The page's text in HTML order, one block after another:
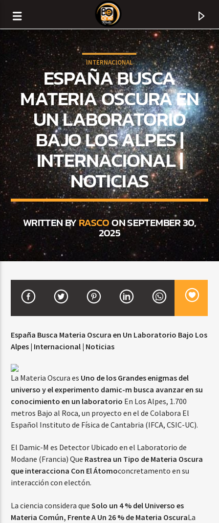
CURRENT TRACK
TITLE
ARTIST
CURRENT SHOW
5:00 PM 7:00 PM
Beone Radio
INTERNACIONAL
ESPAÑA BUSCA
MATERIA OSCURA EN
UN LABORATORIO
BAJO LOS ALPES |
INTERNACIONAL |
NOTICIAS
WRITTEN BYRASCOON SEPTEMBER 30,
2025
España Busca Materia Oscura en Un Laboratorio Bajo Los
Alpes | Internacional | Noticias
La Materia Oscura es Uno de los Grandes enigmas del
universo y el experimento damic-m busca avanzar en su
conocimiento en un laboratorio En Los Alpes, 1.700
metros Bajo al Roca, un proyecto en el de Colabora El
Español Instituto de Física de Cantabria (IFCA, CSIC-UC).
El Damic-M es Detector Ubicado en el Laboratorio de
Modane (Francia) Que Rastrea un Tipo de Materia Oscura
que interacciona Con El Átomoconcretamento en su
interacción con electón.
La ciencia considera queSolo un 4 % del Universo es
Materia Común, Frente A Un 26 % de Materia OscuraLa